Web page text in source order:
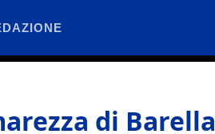
di Barella